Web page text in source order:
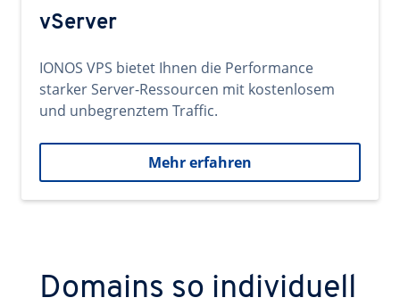
vServer
IONOS VPS bietet Ihnen die Performance
starker Server-Ressourcen mit kostenlosem
und unbegrenztem Traffic.
Mehr erfahren
Domains so individuell